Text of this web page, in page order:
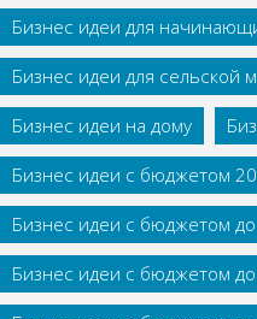
Бизнес идеи для
Бизнес идеи для сельской
Бизнес идеи на дому
Бизнес идеи с бюджетом
Бизнес идеи с бюджетом
Бизнес идеи с бюджетом